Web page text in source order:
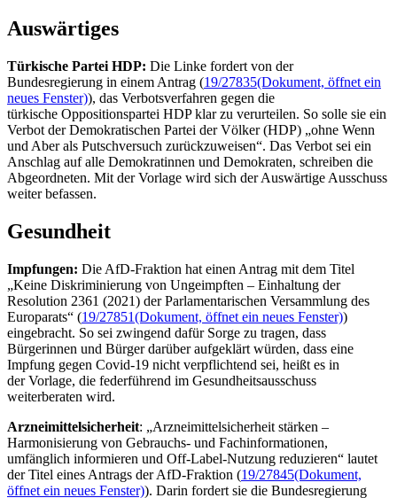
Auswärtiges
Türkische Partei HDP: Die Linke fordert von der
Bundesregierung in einem Antrag (19/27835(Dokument, öffnet ein
neues Fenster)), das Verbotsverfahren gegen die
türkische Oppositionspartei HDP klar zu verurteilen. So solle sie ein
Verbot der Demokratischen Partei der Völker (HDP) „ohne Wenn
und Aber als Putschversuch zurückzuweisen“. Das Verbot sei ein
Anschlag auf alle Demokratinnen und Demokraten, schreiben die
Abgeordneten. Mit der Vorlage wird sich der Auswärtige Ausschuss
weiter befassen.
Gesundheit
Impfungen: Die AfD-Fraktion hat einen Antrag mit dem Titel
„Keine Diskriminierung von Ungeimpften – Einhaltung der
Resolution 2361 (2021) der Parlamentarischen Versammlung des
Europarats“ (19/27851(Dokument, öffnet ein neues Fenster))
eingebracht. So sei zwingend dafür Sorge zu tragen, dass
Bürgerinnen und Bürger darüber aufgeklärt würden, dass eine
Impfung gegen Covid-19 nicht verpflichtend sei, heißt es in
der Vorlage, die federführend im Gesundheitsausschuss
weiterberaten wird.
Arzneimittelsicherheit: „Arzneimittelsicherheit stärken –
Harmonisierung von Gebrauchs- und Fachinformationen,
umfänglich informieren und Off-Label-Nutzung reduzieren“ lautet
der Titel eines Antrags der AfD-Fraktion (19/27845(Dokument,
öffnet ein neues Fenster)). Darin fordert sie die Bundesregierung